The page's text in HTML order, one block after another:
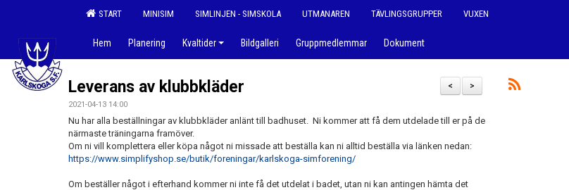
START MINISIM SIMLINJEN - SIMSKOLA UTMANAREN TÄVLINGSGRUPPER VUXEN
Hem Planering Kvaltider Bildgalleri Gruppmedlemmar Dokument
>
<
Leverans av klubbkläder
2021-04-13 14:00
Nu har alla beställningar av klubbkläder anlänt till badhuset. Ni kommer att få dem utdelade till er på de
närmaste träningarna framöver.
Om ni vill komplettera eller köpa något ni missade att beställa kan ni alltid beställa via länken nedan:
https://www.simplifyshop.se/butik/foreningar/karlskoga-simforening/
Om beställer något i efterhand kommer ni inte få det utdelat i badet, utan ni kan antingen hämta det